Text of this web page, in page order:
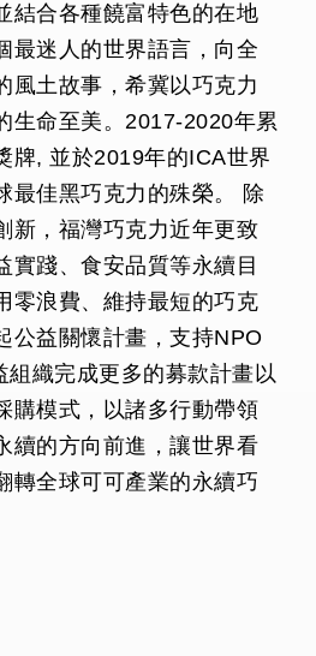
結合各種饒富特色的在地
最迷人的世界語言，向全
風土故事，希冀以巧克力
生命至美。2017-2020年累
牌, 並於2019年的ICA世界
最佳黑巧克力的殊榮。 除
新，福灣巧克力近年更致
實踐、食安品質等永續目
零浪費、維持最短的巧克
公益關懷計畫，支持NPO
組織完成更多的募款計畫以
購模式，以諸多行動帶領
續的方向前進，讓世界看
轉全球可可產業的永續巧